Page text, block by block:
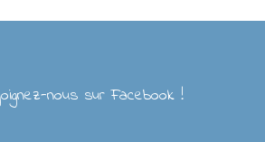
nous sur Facebook !